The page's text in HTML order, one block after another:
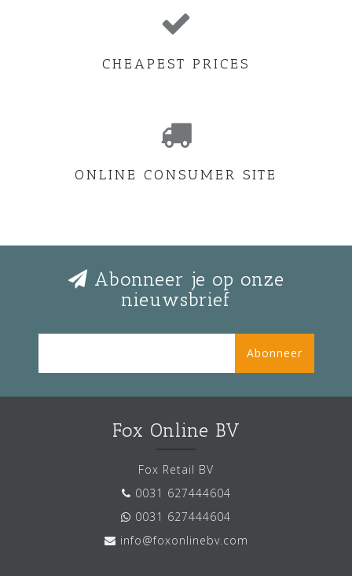
CHEAPEST PRICES
ONLINE CONSUMER SITE
Abonneer je op onze
nieuwsbrief
Abonneer
Fox Online BV
Fox Retail BV
0031 627444604
0031 627444604
info@foxonlinebv.com